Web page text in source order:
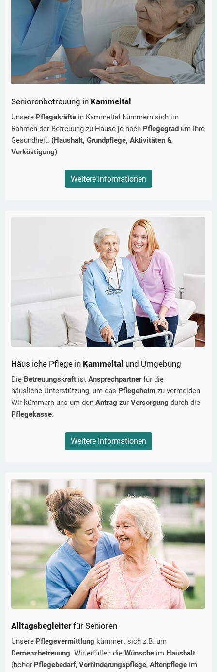
Seniorenbetreuung in Kammeltal
Unsere Pflegekräfte in Kammeltal kümmern sich im
Rahmen der Betreuung zu Hause je nach Pflegegrad um Ihre
Gesundheit. (Haushalt, Grundpflege, Aktivitäten &
Verköstigung)
Weitere Informationen
Häusliche Pflege in Kammeltal und Umgebung
Die Betreuungskraft ist Ansprechpartnerfür die
häusliche Unterstützung, um das Pflegeheim zu vermeiden.
Wir kümmern uns um den Antrag zur Versorgung durch die
Pflegekasse.
Weitere Informationen
Alltagsbegleiter für Senioren
Unsere Pflegevermittlung kümmert sich z.B. um
Demenzbetreuung. Wir erfüllen die Wünsche im Haushalt.
(hoher Pflegebedarf, Verhinderungspflege, Altenpflege im